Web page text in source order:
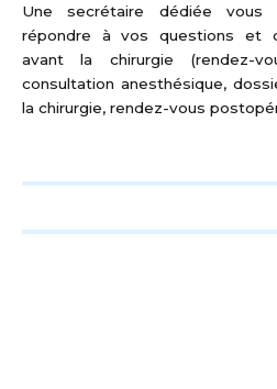
Une secrétaire dédiée
répondre à vos questions et
avant la chirurgie (rendez-
consultation anesthésique,
la chirurgie, rendez-vous